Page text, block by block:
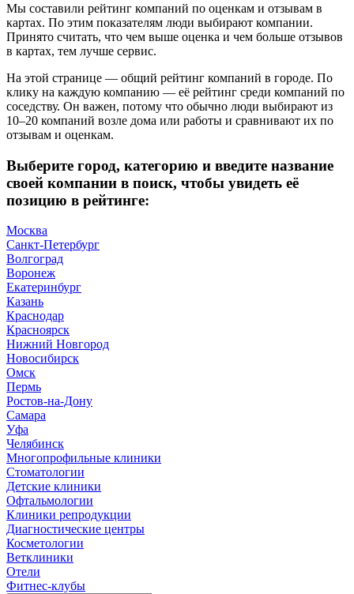
Мы составили рейтинг компаний по оценкам и отзывам в
картах. По этим показателям люди выбирают компании.
Принято считать, что чем выше оценка и чем больше отзывов
в картах, тем лучше сервис.
На этой странице — общий рейтинг компаний в городе. По
клику на каждую компанию — её рейтинг среди компаний по
соседству. Он важен, потому что обычно люди выбирают из
10–20 компаний возле дома или работы и сравнивают их по
отзывам и оценкам.
Выберите город, категорию и введите название
своей компании в поиск, чтобы увидеть её
позицию в рейтинге:
Москва
Санкт-Петербург
Волгоград
Воронеж
Екатеринбург
Казань
Краснодар
Красноярск
Нижний Новгород
Новосибирск
Омск
Пермь
Ростов-на-Дону
Самара
Уфа
Челябинск
Многопрофильные клиники
Стоматологии
Детские клиники
Офтальмологии
Клиники репродукции
Диагностические центры
Косметологии
Ветклиники
Отели
Фитнес-клубы